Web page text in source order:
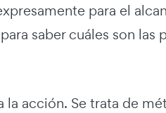
para el
saber cuáles son las
la acción. Se trata de